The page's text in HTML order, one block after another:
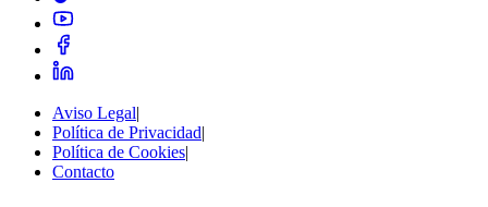
Aviso Legal|
Política de Privacidad|
Política de Cookies|
Contacto